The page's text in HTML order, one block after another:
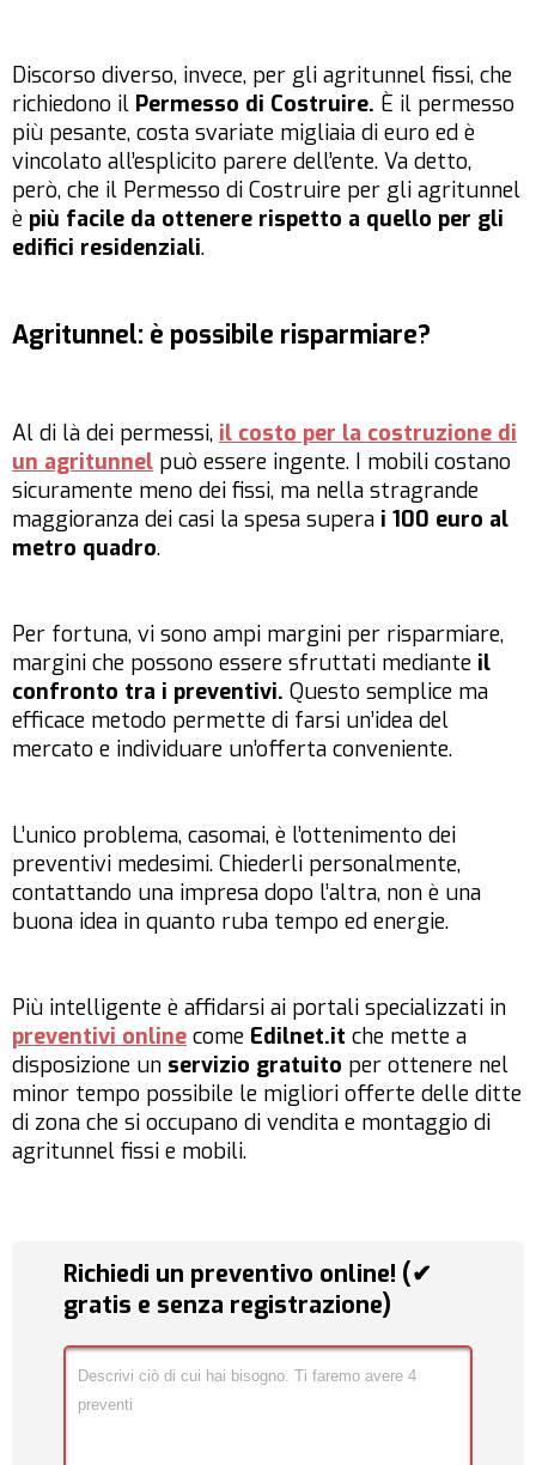
Discorso diverso, invece, per gli agritunnel fissi, che
richiedono il Permesso di Costruire. È il permesso
più pesante, costa svariate migliaia di euro ed è
vincolato all’esplicito parere dell’ente. Va detto,
però, che il Permesso di Costruire per gli agritunnel
è più facile da ottenere rispetto a quello per gli
edifici residenziali.
Agritunnel: è possibile risparmiare?
Al di là dei permessi, il costo per la costruzione di
un agritunnel può essere ingente. I mobili costano
sicuramente meno dei fissi, ma nella stragrande
maggioranza dei casi la spesa supera i 100 euro al
metro quadro.
Per fortuna, vi sono ampi margini per risparmiare,
margini che possono essere sfruttati mediante il
confronto tra i preventivi. Questo semplice ma
efficace metodo permette di farsi un’idea del
mercato e individuare un’offerta conveniente.
L’unico problema, casomai, è l’ottenimento dei
preventivi medesimi. Chiederli personalmente,
contattando una impresa dopo l’altra, non è una
buona idea in quanto ruba tempo ed energie.
Più intelligente è affidarsi ai portali specializzati in
preventivi online come Edilnet.it che mette a
disposizione un servizio gratuito per ottenere nel
minor tempo possibile le migliori offerte delle ditte
di zona che si occupano di vendita e montaggio di
agritunnel fissi e mobili.
Richiedi un preventivo online! (✔
gratis e senza registrazione)